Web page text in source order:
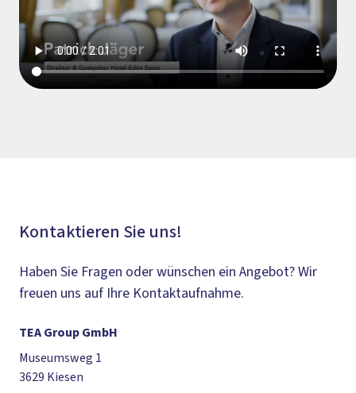
Kontaktieren Sie uns!
Haben Sie Fragen oder wünschen ein Angebot? Wir
freuen uns auf Ihre Kontaktaufnahme.
TEA Group GmbH
Museumsweg 1
3629 Kiesen